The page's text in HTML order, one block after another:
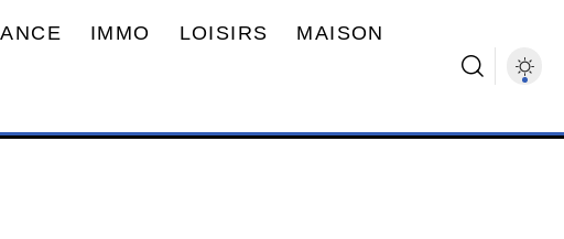
IMMO LOISIRS MAISON